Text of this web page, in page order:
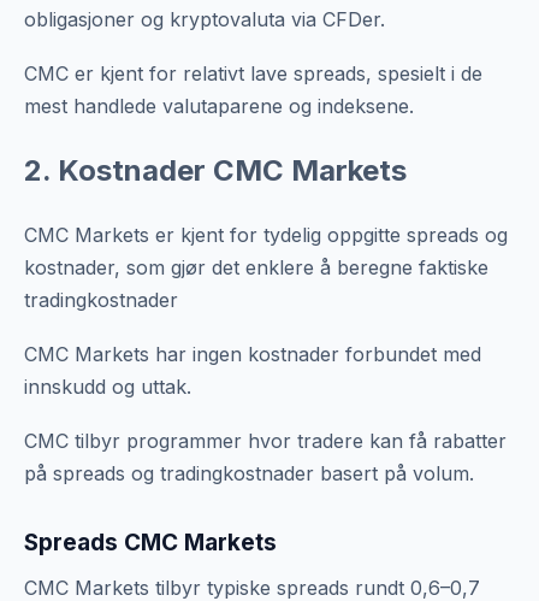
obligasjoner og kryptovaluta via CFDer.
CMC er kjent for relativt lave spreads, spesielt i de
mest handlede valutaparene og indeksene.
2. Kostnader CMC Markets
CMC Markets er kjent for tydelig oppgitte spreads og
kostnader, som gjør det enklere å beregne faktiske
tradingkostnader
CMC Markets har ingen kostnader forbundet med
innskudd og uttak.
CMC tilbyr programmer hvor tradere kan få rabatter
på spreads og tradingkostnader basert på volum.
Spreads CMC Markets
CMC Markets tilbyr typiske spreads rundt 0,6–0,7